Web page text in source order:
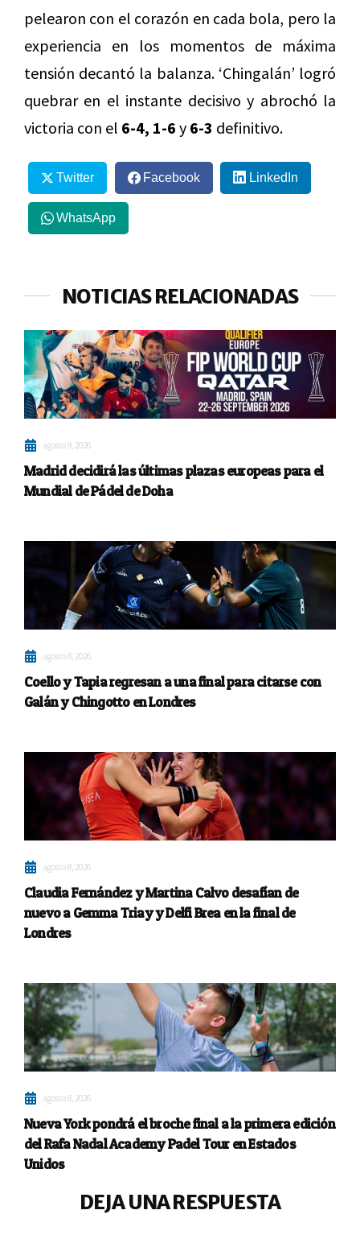
pelearon con el corazón en cada bola, pero la
experiencia en los momentos de máxima
tensión decantó la balanza. ‘Chingalán’ logró
quebrar en el instante decisivo y abrochó la
victoria con el 6-4, 1-6 y 6-3 definitivo.
Twitter Facebook LinkedIn
WhatsApp
NOTICIAS RELACIONADAS
agosto 9, 2026
Madrid decidirá las últimas plazas europeas para el
Mundial de Pádel de Doha
agosto 8, 2026
Coello y Tapia regresan a una final para citarse con
Galán y Chingotto en Londres
agosto 8, 2026
Claudia Fernández y Martina Calvo desafían de
nuevo a Gemma Triay y Delfi Brea en la final de
Londres
agosto 8, 2026
Nueva York pondrá el broche final a la primera edición
del Rafa Nadal Academy Padel Tour en Estados
Unidos
DEJA UNA RESPUESTA